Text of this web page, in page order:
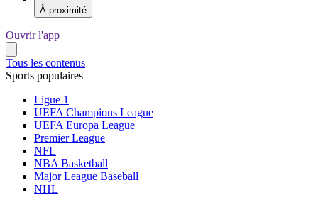
À proximité
Ouvrir l'app
Tous les contenus
Sports populaires
Ligue 1
UEFA Champions League
UEFA Europa League
Premier League
NFL
NBA Basketball
Major League Baseball
NHL